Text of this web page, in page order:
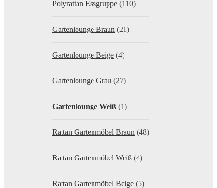
Polyrattan Essgruppe (110)
Gartenlounge Braun (21)
Gartenlounge Beige (4)
Gartenlounge Grau (27)
Gartenlounge Weiß (1)
Rattan Gartenmöbel Braun (48)
Rattan Gartenmöbel Weiß (4)
Rattan Gartenmöbel Beige (5)